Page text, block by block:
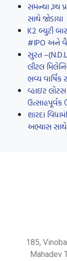
સમન્થા રૂથ
સાથે જોડાયા
K2 બ્યુટી
#IPO અને
સુરત
લીટલ
ભવ્ય
વ્હાઇટ
ઉત્સાહપૂર્વક
શારદા
અભ્યાસ
185,
Mahadev